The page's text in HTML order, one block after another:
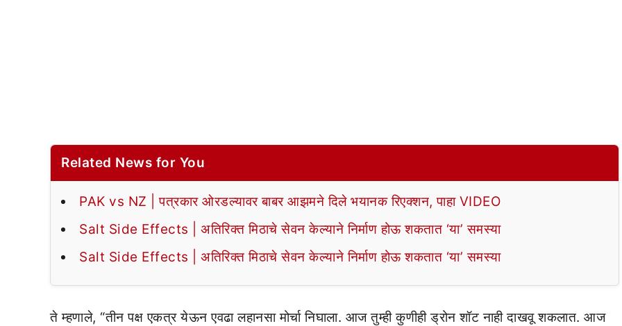
Related News for You
PAK vs NZ | पत्रकार ओरडल्यावर बाबर आझमने दिले भयानक रिएक्शन, पाहा VIDEO
Salt Side Effects | अतिरिक्त मिठाचे सेवन केल्याने निर्माण होऊ शकतात ‘या’ समस्या
Salt Side Effects | अतिरिक्त मिठाचे सेवन केल्याने निर्माण होऊ शकतात ‘या’ समस्या
ते म्हणाले, “तीन पक्ष एकत्र येऊन एवढा लहानसा मोर्चा निघाला. आज तुम्ही कुणीही ड्रोन शॉट नाही दाखवू शकलात. आज